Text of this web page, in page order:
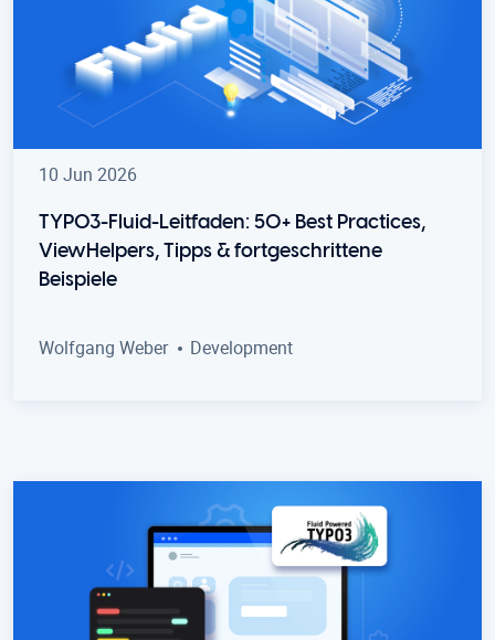
10 Jun 2026
TYPO3-Fluid-Leitfaden: 50+ Best Practices,
ViewHelpers, Tipps & fortgeschrittene
Beispiele
Wolfgang Weber Development